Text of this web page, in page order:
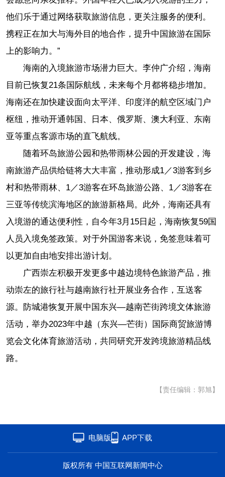
他们乐于通过网络获取旅游信息，更关注服务的便利。
携程正在加大与海外目的地合作，提升中国旅游在国际
上的影响力。”
海南的入境旅游市场潜力巨大。李仲广介绍，海南
目前已恢复21条国际航线，未来每个月都将稳步增加。
海南还在加快建设面向太平洋、印度洋的航空区域门户
枢纽，推动开通韩国、日本、俄罗斯、澳大利亚、东南
亚等重点客源市场的直飞航线。
随着环岛旅游公园和热带雨林公园的开发建设，海
南旅游产品供给链将大大丰富，推动形成1／3游客到乡
村和热带雨林、1／3游客在环岛旅游公路、1／3游客在
三亚等传统滨海地区的旅游新格局。此外，海南还具有
入境游的通达便利性，自今年3月15日起，海南恢复59国
人员入境免签政策。对于外国游客来说，免签意味着可
以更加自由地安排出游计划。
广西崇左积极开发更多中越边境特色旅游产品，推
动崇左的旅行社与越南旅行社开展业务合作，互送客
源。防城港恢复开展中国东兴—越南芒街跨境文体旅游
活动，举办2023年中越（东兴—芒街）国际商贸旅游博
览会文化体育旅游活动，共同研究开发跨境旅游精品线
路。
【责任编辑：郭旭】
电脑版 APP下载
版权所有 中国互联网新闻中心